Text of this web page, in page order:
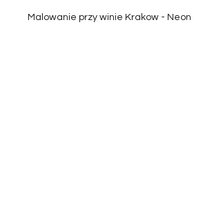
Malowanie przy winie Krakow - Neon